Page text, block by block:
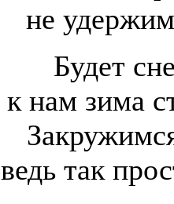
не
Будет
к нам зима
ведь так